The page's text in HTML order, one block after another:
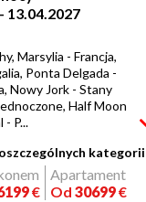
13.04.2027
Marsylia - Francja,
Ponta Delgada -
Nowy Jork - Stany
Half Moon
- P...
kategorii
€
Apartament
Od 30699€